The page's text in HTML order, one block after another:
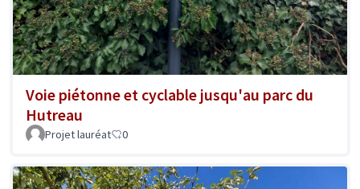
Voie piétonne et cyclable jusqu'au parc du
Hutreau
Projet lauréat 0